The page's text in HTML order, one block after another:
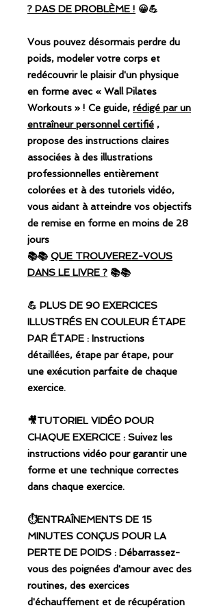
? PAS DE PROBLÈME ! 😀💪
Vous pouvez désormais perdre du
poids, modeler votre corps et
redécouvrir le plaisir d'un physique
en forme avec « Wall Pilates
Workouts » ! Ce guide, rédigé par un
entraîneur personnel certifié ,
propose des instructions claires
associées à des illustrations
professionnelles entièrement
colorées et à des tutoriels vidéo,
vous aidant à atteindre vos objectifs
de remise en forme en moins de 28
jours
📚📚 QUE TROUVEREZ-VOUS
DANS LE LIVRE ? 📚📚
💪 PLUS DE 90 EXERCICES
ILLUSTRÉS EN COULEUR ÉTAPE
PAR ÉTAPE : Instructions
détaillées, étape par étape, pour
une exécution parfaite de chaque
exercice.
🎥TUTORIEL VIDÉO POUR
CHAQUE EXERCICE : Suivez les
instructions vidéo pour garantir une
forme et une technique correctes
dans chaque exercice.
⏱️ENTRAÎNEMENTS DE 15
MINUTES CONÇUS POUR LA
PERTE DE POIDS : Débarrassez-
vous des poignées d'amour avec des
routines, des exercices
d'échauffement et de récupération